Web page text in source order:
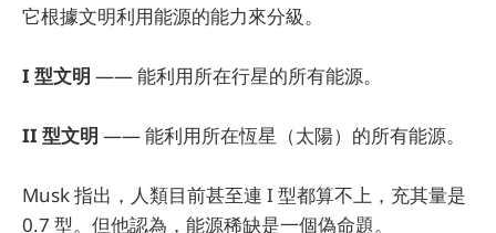
它根據文明利用能源的能力來分級。
I 型文明 —— 能利用所在行星的所有能源。
II 型文明 —— 能利用所在恆星（太陽）的所有能源。
Musk 指出，人類目前甚至連 I 型都算不上，充其量是
0.7 型。但他認為，能源稀缺是一個偽命題。